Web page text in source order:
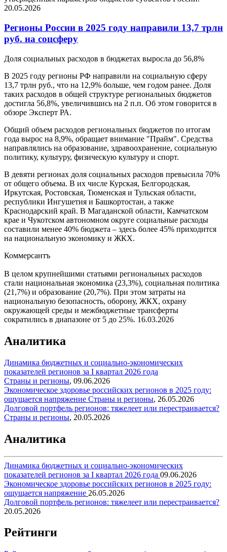
20.05.2026
Регионы России в 2025 году направили 13,7 трлн
руб. на соцсферу
Доля социальных расходов в бюджетах выросла до 56,8%
В 2025 году регионы РФ направили на социальную сферу
13,7 трлн руб., что на 12,9% больше, чем годом ранее. Доля
таких расходов в общей структуре региональных бюджетов
достигла 56,8%, увеличившись на 2 п.п. Об этом говорится в
обзоре Эксперт РА.
Общий объем расходов региональных бюджетов по итогам
года вырос на 8,9%, обращает внимание "Прайм". Средства
направлялись на образование, здравоохранение, социальную
политику, культуру, физическую культуру и спорт.
В девяти регионах доля социальных расходов превысила 70%
от общего объема. В их числе Курская, Белгородская,
Иркутская, Ростовская, Тюменская и Тульская области,
республики Ингушетия и Башкортостан, а также
Краснодарский край. В Магаданской области, Камчатском
крае и Чукотском автономном округе социальные расходы
составили менее 40% бюджета – здесь более 45% приходится
на национальную экономику и ЖКХ.
Коммерсантъ
В целом крупнейшими статьями региональных расходов
стали национальная экономика (23,3%), социальная политика
(21,7%) и образование (20,7%). При этом затраты на
национальную безопасность, оборону, ЖКХ, охрану
окружающей среды и межбюджетные трансферты
сократились в диапазоне от 5 до 25%. 16.03.2026
Аналитика
Динамика бюджетных и социально-экономических
показателей регионов за I квартал 2026 года
Страны и регионы, 09.06.2026
Экономическое здоровье российских регионов в 2025 году:
ощущается напряжение Страны и регионы, 26.05.2026
Долговой портфель регионов: тяжелеет или перестраивается?
Страны и регионы, 20.05.2026
Аналитика
Динамика бюджетных и социально-экономических
показателей регионов за I квартал 2026 года 09.06.2026
Экономическое здоровье российских регионов в 2025 году:
ощущается напряжение 26.05.2026
Долговой портфель регионов: тяжелеет или перестраивается?
20.05.2026
Рейтинги